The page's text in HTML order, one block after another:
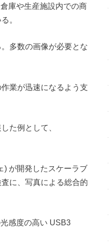
庫や生産施設内での商
。
多数の画像が必要とな
業が迅速になるよう支
た例として、
) が開発したスケーラブ
に、写真による総合的
感度の高い USB3